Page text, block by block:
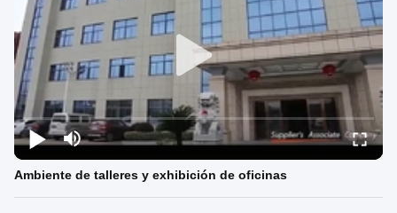
Ambiente de talleres y exhibición de oficinas